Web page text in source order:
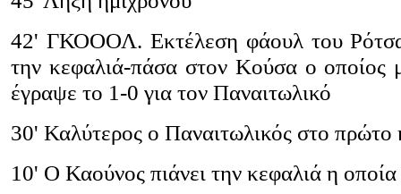
42' ΓΚΟΟΟΛ. Εκτέλεση φάουλ του
την κεφαλιά-πάσα στον Κούσα ο οποίος
έγραψε το 1-0 για τον Παναιτωλικό
30' Καλύτερος ο Παναιτωλικός στο
10' Ο Καούνος πιάνει την κεφαλιά η